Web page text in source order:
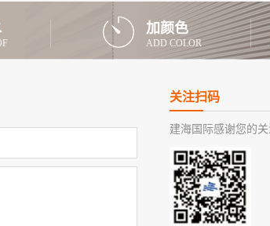
加颜色
ADD COLOR
关注扫码
建海国际感谢您的关